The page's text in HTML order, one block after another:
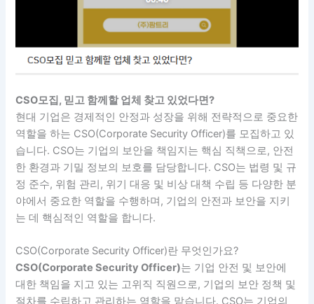
CSO모집, 믿고 함께할 업체 찾고 있었다면?
현대 기업은 경제적인 안정과 성장을 위해 전략적으로 중요한
역할을 하는 CSO(Corporate Security Officer)를 모집하고 있
습니다. CSO는 기업의 보안을 책임지는 핵심 직책으로, 안전
한 환경과 기밀 정보의 보호를 담당합니다. CSO는 법령 및 규
정 준수, 위험 관리, 위기 대응 및 비상 대책 수립 등 다양한 분
야에서 중요한 역할을 수행하며, 기업의 안전과 보안을 지키
는 데 핵심적인 역할을 합니다.
CSO(Corporate Security Officer)란 무엇인가요?
CSO(Corporate Security Officer)는 기업 안전 및 보안에
대한 책임을 지고 있는 고위직 직원으로, 기업의 보안 정책 및